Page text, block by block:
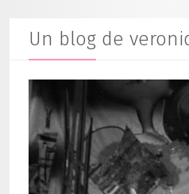
Un blog de